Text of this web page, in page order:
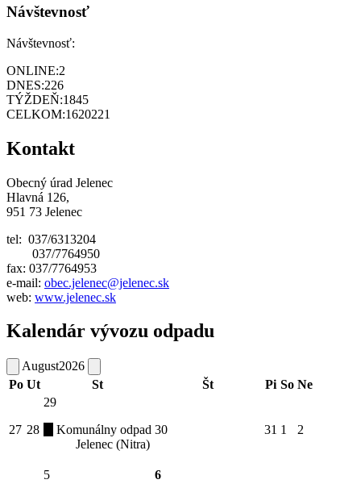
Návštevnosť
Návštevnosť:
ONLINE:2
DNES:226
TÝŽDEŇ:1845
CELKOM:1620221
Kontakt
Obecný úrad Jelenec
Hlavná 126,
951 73 Jelenec
tel: 037/6313204
037/7764950
fax: 037/7764953
e-mail: obec.jelenec@jelenec.sk
web: www.jelenec.sk
Kalendár vývozu odpadu
August2026
Po Ut St Št Pi So Ne
27 28
29
Komunálny odpad
Jelenec (Nitra)
30 31 1 2
5
6